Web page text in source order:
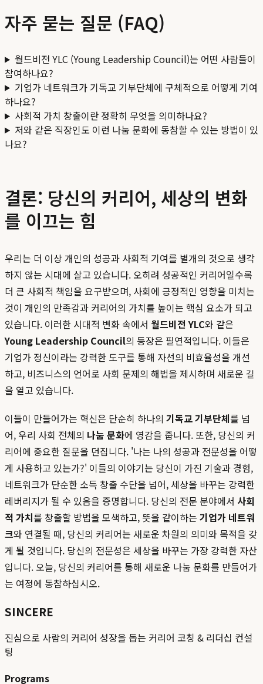
자주 묻는 질문 (FAQ)
월드비전 YLC (Young Leadership Council)는 어떤 사람들이
참여하나요?
기업가 네트워크가 기독교 기부단체에 구체적으로 어떻게 기여
하나요?
사회적 가치 창출이란 정확히 무엇을 의미하나요?
저와 같은 직장인도 이런 나눔 문화에 동참할 수 있는 방법이 있
나요?
결론: 당신의 커리어, 세상의 변화
를 이끄는 힘
우리는 더 이상 개인의 성공과 사회적 기여를 별개의 것으로 생각
하지 않는 시대에 살고 있습니다. 오히려 성공적인 커리어일수록
더 큰 사회적 책임을 요구받으며, 사회에 긍정적인 영향을 미치는
것이 개인의 만족감과 커리어의 가치를 높이는 핵심 요소가 되고
있습니다. 이러한 시대적 변화 속에서 월드비전 YLC와 같은
Young Leadership Council의 등장은 필연적입니다. 이들은
기업가 정신이라는 강력한 도구를 통해 자선의 비효율성을 개선
하고, 비즈니스의 언어로 사회 문제의 해법을 제시하며 새로운 길
을 열고 있습니다.
이들이 만들어가는 혁신은 단순히 하나의 기독교 기부단체를 넘
어, 우리 사회 전체의 나눔 문화에 영감을 줍니다. 또한, 당신의 커
리어에 중요한 질문을 던집니다. '나는 나의 성공과 전문성을 어떻
게 사용하고 있는가?' 이들의 이야기는 당신이 가진 기술과 경험,
네트워크가 단순한 소득 창출 수단을 넘어, 세상을 바꾸는 강력한
레버리지가 될 수 있음을 증명합니다. 당신의 전문 분야에서 사회
적 가치를 창출할 방법을 모색하고, 뜻을 같이하는 기업가 네트워
크와 연결될 때, 당신의 커리어는 새로운 차원의 의미와 목적을 갖
게 될 것입니다. 당신의 전문성은 세상을 바꾸는 가장 강력한 자산
입니다. 오늘, 당신의 커리어를 통해 새로운 나눔 문화를 만들어가
는 여정에 동참하십시오.
SINCERE
진심으로 사람의 커리어 성장을 돕는 커리어 코칭 & 리더십 컨설
팅
Programs